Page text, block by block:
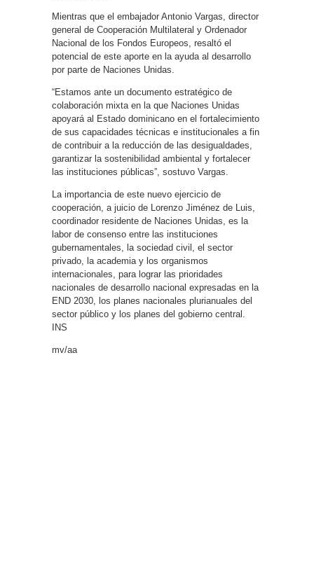
Mientras que el embajador Antonio Vargas, director
general de Cooperación Multilateral y Ordenador
Nacional de los Fondos Europeos, resaltó el
potencial de este aporte en la ayuda al desarrollo
por parte de Naciones Unidas.
“Estamos ante un documento estratégico de
colaboración mixta en la que Naciones Unidas
apoyará al Estado dominicano en el fortalecimiento
de sus capacidades técnicas e institucionales a fin
de contribuir a la reducción de las desigualdades,
garantizar la sostenibilidad ambiental y fortalecer
las instituciones públicas”, sostuvo Vargas.
La importancia de este nuevo ejercicio de
cooperación, a juicio de Lorenzo Jiménez de Luis,
coordinador residente de Naciones Unidas, es la
labor de consenso entre las instituciones
gubernamentales, la sociedad civil, el sector
privado, la academia y los organismos
internacionales, para lograr las prioridades
nacionales de desarrollo nacional expresadas en la
END 2030, los planes nacionales plurianuales del
sector público y los planes del gobierno central.
INS
mv/aa